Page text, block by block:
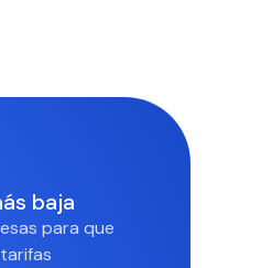
baja
para que